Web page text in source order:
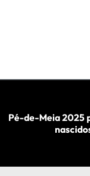
Pé-de-Meia 2025